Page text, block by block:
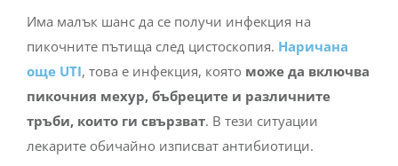
Има малък шанс да се получи инфекция на
пикочните пътища след цистоскопия. Наричана
още UTI, това е инфекция, която може да включва
пикочния мехур, бъбреците и различните
тръби, които ги свързват. В тези ситуации
лекарите обичайно изписват антибиотици.